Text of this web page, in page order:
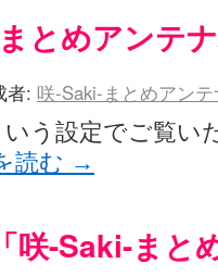
とめアンテ
者: 咲-Saki-まとめアン
う設定でご覧い
読む →
咲-Saki-まと